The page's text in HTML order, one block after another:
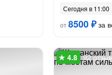
Сегодня в 11:00
от8500 ₽за
92